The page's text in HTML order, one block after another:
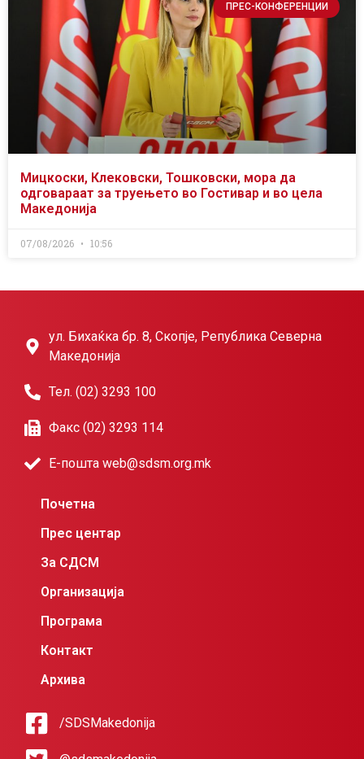
ПРЕС-КОНФЕРЕНЦИИ
Мицкоски, Клековски, Тошковски, мора да
одговараат за труењето во Гостивар и во цела
Македонија
07/08/2026 10:56
ул. Бихаќка бр. 8, Скопје, Република Северна
Македонија
Тел. (02) 3293 100
Факс (02) 3293 114
Е-пошта web@sdsm.org.mk
Почетна
Прес центар
За СДСМ
Организација
Програма
Контакт
Архива
/SDSMakedonija